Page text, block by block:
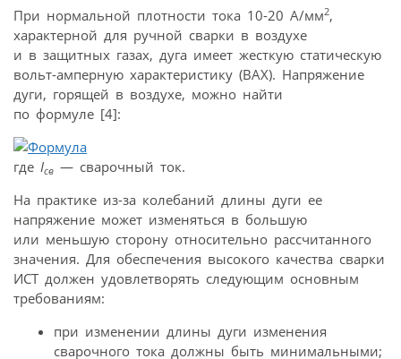
При нормальной плотности тока 10-20 А/мм2,
характерной для ручной сварки в воздухе
и в защитных газах, дуга имеет жесткую статическую
вольт-амперную характеристику (ВАХ). Напряжение
дуги, горящей в воздухе, можно найти
по формуле [4]:
где Iсв — сварочный ток.
На практике из-за колебаний длины дуги ее
напряжение может изменяться в большую
или меньшую сторону относительно рассчитанного
значения. Для обеспечения высокого качества сварки
ИСТ должен удовлетворять следующим основным
требованиям:
при изменении длины дуги изменения
сварочного тока должны быть минимальными;